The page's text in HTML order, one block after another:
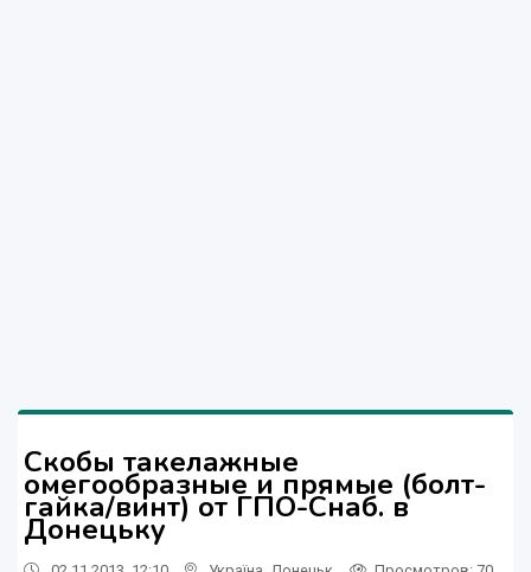
Скобы такелажные
омегообразные и прямые (болт-
гайка/винт) от ГПО-Снаб. в
Донецьку